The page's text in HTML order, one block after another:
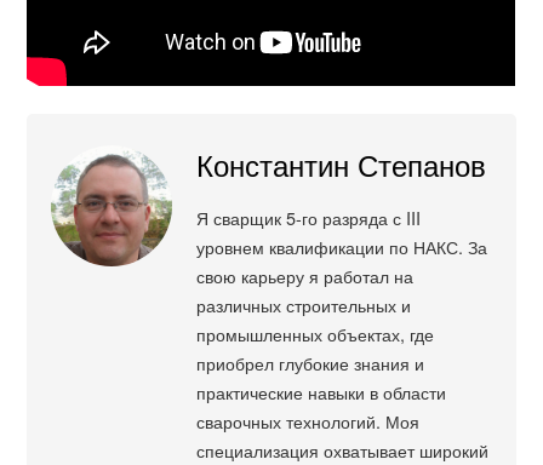
Константин Степанов
Я сварщик 5-го разряда с III
уровнем квалификации по НАКС. За
свою карьеру я работал на
различных строительных и
промышленных объектах, где
приобрел глубокие знания и
практические навыки в области
сварочных технологий. Моя
специализация охватывает широкий